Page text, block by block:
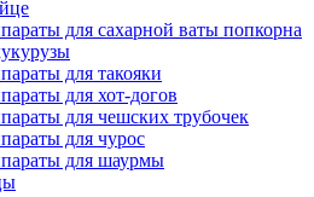
для сахарной ваты попкорна
для такояки
для хот-догов
для чешских трубочек
для чурос
для шаурмы